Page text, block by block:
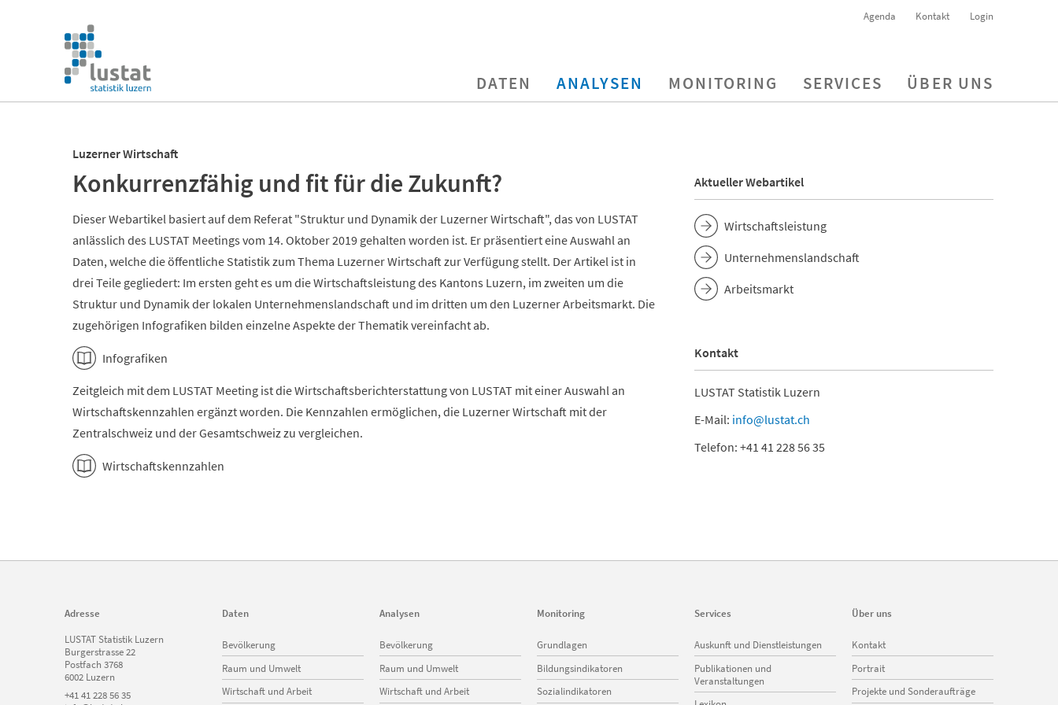
überspringen
Agenda Kontakt Login
Navigation
überspringen
DATEN ANALYSEN MONITORING SERVICES ÜBER UNS
Luzerner Wirtschaft
Konkurrenzfähig und fit für die Zukunft?
Dieser Webartikel basiert auf dem Referat "Struktur und Dynamik der Luzerner Wirtschaft", das von LUSTAT
anlässlich des LUSTAT Meetings vom 14. Oktober 2019 gehalten worden ist. Er präsentiert eine Auswahl an
Daten, welche die öffentliche Statistik zum Thema Luzerner Wirtschaft zur Verfügung stellt. Der Artikel ist in
drei Teile gegliedert: Im ersten geht es um die Wirtschaftsleistung des Kantons Luzern, im zweiten um die
Struktur und Dynamik der lokalen Unternehmenslandschaft und im dritten um den Luzerner Arbeitsmarkt. Die
zugehörigen Infografiken bilden einzelne Aspekte der Thematik vereinfacht ab.
Infografiken
Zeitgleich mit dem LUSTAT Meeting ist die Wirtschaftsberichterstattung von LUSTAT mit einer Auswahl an
Wirtschaftskennzahlen ergänzt worden. Die Kennzahlen ermöglichen, die Luzerner Wirtschaft mit der
Zentralschweiz und der Gesamtschweiz zu vergleichen.
Wirtschaftskennzahlen
Aktueller Webartikel
Wirtschaftsleistung
Unternehmenslandschaft
Arbeitsmarkt
Kontakt
LUSTAT Statistik Luzern
E-Mail: info@lustat.ch
Telefon: +41 41 228 56 35
Adresse
LUSTAT Statistik Luzern
Burgerstrasse 22
Postfach 3768
6002 Luzern
+41 41 228 56 35
Daten
Navigation
überspringen
Bevölkerung
Raum und Umwelt
Wirtschaft und Arbeit
Analysen
Navigation
überspringen
Bevölkerung
Raum und Umwelt
Wirtschaft und Arbeit
Monitoring
Navigation
überspringen
Grundlagen
Bildungsindikatoren
Sozialindikatoren
Services
Navigation
überspringen
Auskunft und Dienstleistungen
Publikationen und
Veranstaltungen
Über uns
Navigation
überspringen
Kontakt
Portrait
Projekte und Sonderaufträge